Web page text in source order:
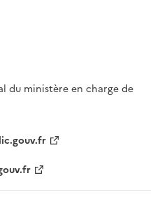
du ministère en charge de